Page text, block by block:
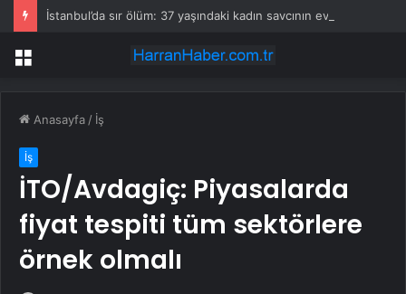
Menü
Anasayfa / İş
İş
İTO/Avdagiç: Piyasalarda
fiyat tespiti tüm sektörlere
örnek olmalı